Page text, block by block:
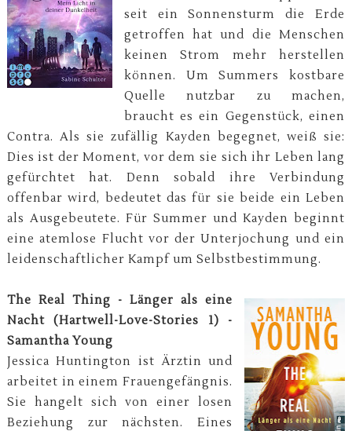
seit ein Sonnensturm die Erde
getroffen hat und die Menschen
keinen Strom mehr herstellen
können. Um Summers kostbare
Quelle nutzbar zu machen,
braucht es ein Gegenstück, einen
Contra. Als sie zufällig Kayden begegnet, weiß sie:
Dies ist der Moment, vor dem sie sich ihr Leben lang
gefürchtet hat. Denn sobald ihre Verbindung
offenbar wird, bedeutet das für sie beide ein Leben
als Ausgebeutete. Für Summer und Kayden beginnt
eine atemlose Flucht vor der Unterjochung und ein
leidenschaftlicher Kampf um Selbstbestimmung.
The Real Thing - Länger als eine
Nacht (Hartwell-Love-Stories 1) -
Samantha Young
Jessica Huntington ist Ärztin und
arbeitet in einem Frauengefängnis.
Sie hangelt sich von einer losen
Beziehung zur nächsten. Eines